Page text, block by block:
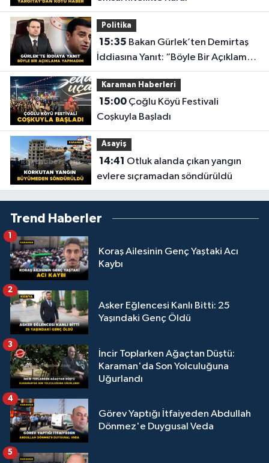
Politika
15:35
İddiasına Yanıt: “Böyle Bir Açıklama
Yapmadım”
Karaman Haberleri
15:00Çoğlu Köyü Festivali
Coşkuyla Başladı
Asayiş
14:41
evlere sıçramadan söndürüldü
Trend Haberler
Koraş Ailesinin Genç Yaştaki Acı
Kaybı
1
Asker Eğlencesi Kanlı Bitti: 25
Yaşındaki Genç Öldü
2
İncir Toplarken Ağaçtan Düştü:
Karaman'da Son Yolculuğuna
Uğurlandı
3
Görev Yaptığı İtfaiyeden Abdullah
Dönmez'e Duygusal Veda
4
5